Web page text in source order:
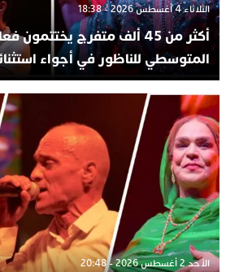
الثلاثاء 4 أغسطس 2026 - 18:38
أكثر من 45 ألف متفرج
المتوسطي للناظور في أجواء
الأحد 2 أغسطس 2026 - 20:48